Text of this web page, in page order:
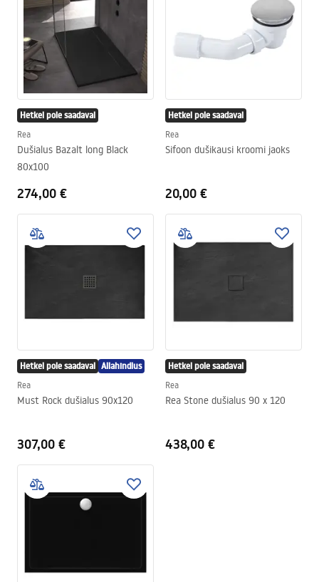
Hetkel pole saadaval
Rea
Dušialus Bazalt long Black
80x100
274,00 €
Hetkel pole saadaval
Rea
Sifoon dušikausi kroomi jaoks
20,00 €
Hetkel pole saadaval Allahindlus
Rea
Must Rock dušialus 90x120
307,00 €
Hetkel pole saadaval
Rea
Rea Stone dušialus 90 x 120
438,00 €